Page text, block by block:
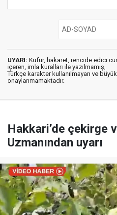
UYARI: Küfür, hakaret, rencide edici
içeren, imla kuralları ile yazılmamış,
Türkçe karakter kullanılmayan ve
onaylanmamaktadır.
Hakkari’de çekirge
Uzmanından uyarı